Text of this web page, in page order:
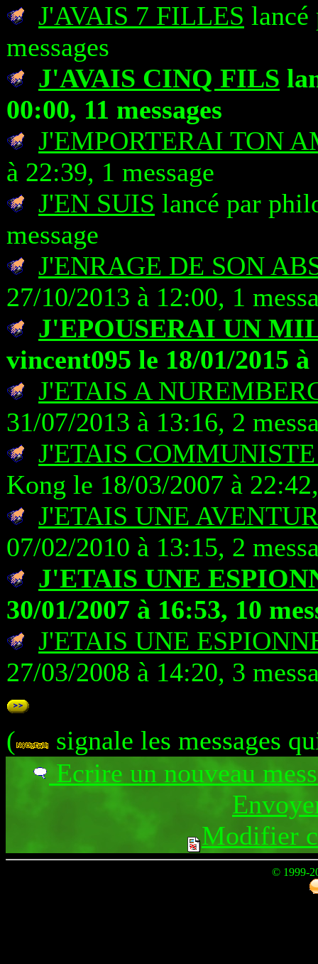
J'AVAIS 7 FILLES lancé
messages
J'AVAIS CINQ FILS
00:00, 11 messages
J'EMPORTERAI TON
à 22:39, 1 message
J'EN SUIS lancé par
message
J'ENRAGE DE SON
27/10/2013 à 12:00, 1
J'EPOUSERAI UN
vincent095 le 18/01/2015 à
J'ETAIS A
31/07/2013 à 13:16, 2
J'ETAIS
Kong le 18/03/2007 à
J'ETAIS UNE
07/02/2010 à 13:15, 2
J'ETAIS UNE
30/01/2007 à 16:53, 10
J'ETAIS UNE
27/03/2008 à 14:20, 3
(
signale les messages
Ecrire un nouveau
Modifier
© 1999-